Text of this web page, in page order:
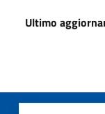
Ultimo